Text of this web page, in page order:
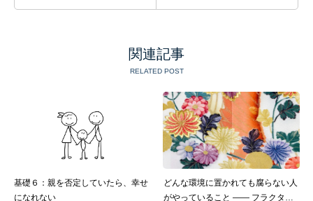
関連記事
RELATED POST
基礎６：親を否定していたら、幸せ
になれない
どんな環境に置かれても腐らない人
がやっていること ―― フラクタル